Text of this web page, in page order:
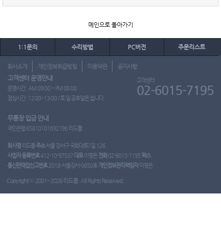
메인으로 돌아가기
1:1문의 수리방법 PC버전 주문리스트
회사소개 개인정보취급방침 이용약관 공지사항
고객센터 운영안내
운영시간 : AM 09:00 ~ PM 06:00
점심시간 : 12:00~13:00 / 토.일.공휴일은 쉽니다.
고객센터
02-6015-7195
무통장 입금 안내
국민은행 65810101692196 리드몰
회사명 리드몰주소서울 강서구 국회대로7길 126
사업자 등록번호412-10-97537 대표이영은 전화02-6015-7195팩스
통신판매업신고번호2018-서울강서-0650호 개인정보관리책임자이영은
Copyright ⓒ 2001~2026 리드몰. All Rights Reserved.